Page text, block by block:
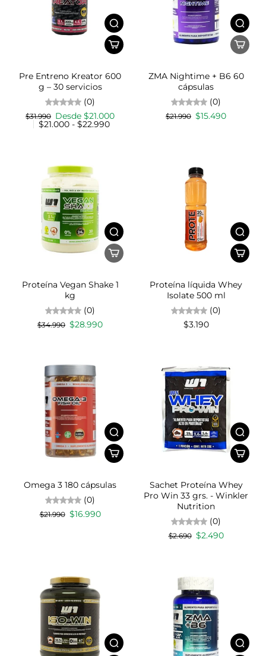
Pre Entreno Kreator 600
g – 30 servicios
(0)
$31.990 Desde $21.000
$21.000 - $22.990
ZMA Nightime + B6 60
cápsulas
(0)
$21.990 $15.490
Proteína Vegan Shake 1
kg
(0)
$34.990 $28.990
Proteína líquida Whey
Isolate 500 ml
(0)
$3.190
Omega 3 180 cápsulas
(0)
$21.990 $16.990
Sachet Proteína Whey
Pro Win 33 grs. - Winkler
Nutrition
(0)
$2.690 $2.490